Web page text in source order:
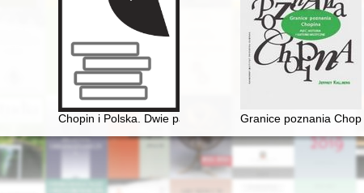
po miejscach związanych z pobytem kompozytora
Chopin i Polska. Dwie pasje życia Gastona Belotti [1920-
Granice poznania